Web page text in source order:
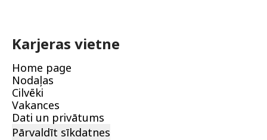
Karjeras vietne
Home page
Nodaļas
Cilvēki
Vakances
Dati un privātums
Pārvaldīt sīkdatnes